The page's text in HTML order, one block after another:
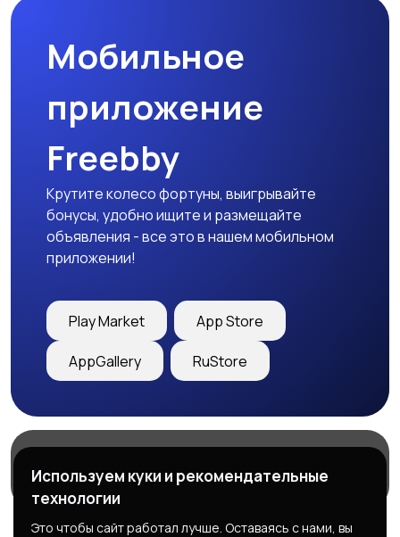
Мобильное
приложение
Freebby
Крутите колесо фортуны, выигрывайте
бонусы, удобно ищите и размещайте
объявления - все это в нашем мобильном
приложении!
Play Market App Store
AppGallery RuStore
Служба поддержки
Используем куки и рекомендательные
технологии
Это чтобы сайт работал лучше. Оставаясь с нами, вы